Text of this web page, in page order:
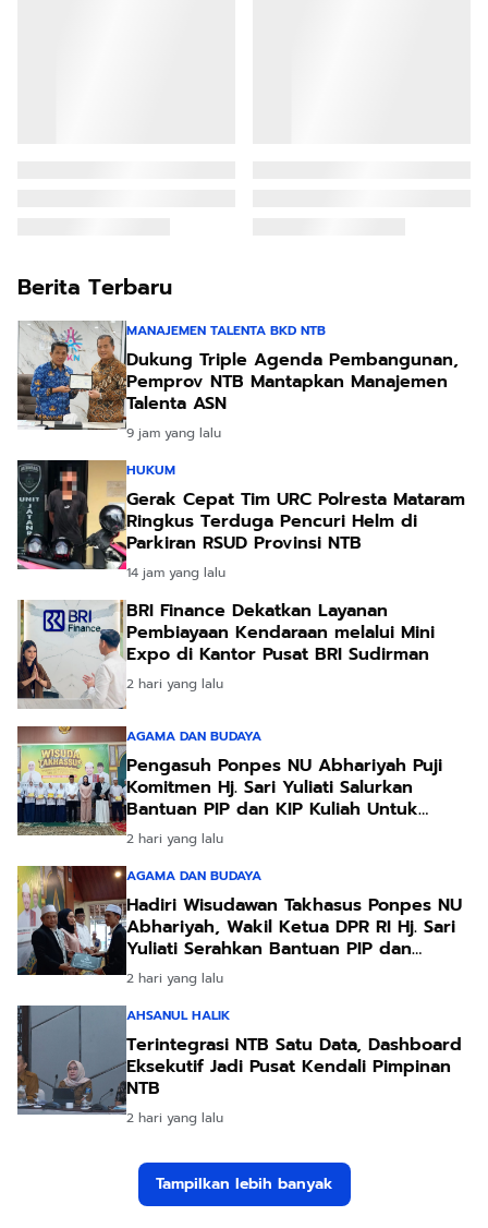
Berita Terbaru
MANAJEMEN TALENTA BKD NTB
Dukung Triple Agenda Pembangunan,
Pemprov NTB Mantapkan Manajemen
Talenta ASN
9 jam yang lalu
HUKUM
Gerak Cepat Tim URC Polresta Mataram
Ringkus Terduga Pencuri Helm di
Parkiran RSUD Provinsi NTB
14 jam yang lalu
BRI Finance Dekatkan Layanan
Pembiayaan Kendaraan melalui Mini
Expo di Kantor Pusat BRI Sudirman
2 hari yang lalu
AGAMA DAN BUDAYA
Pengasuh Ponpes NU Abhariyah Puji
Komitmen Hj. Sari Yuliati Salurkan
Bantuan PIP dan KIP Kuliah Untuk
Santri
2 hari yang lalu
AGAMA DAN BUDAYA
Hadiri Wisudawan Takhasus Ponpes NU
Abhariyah, Wakil Ketua DPR RI Hj. Sari
Yuliati Serahkan Bantuan PIP dan
Bantuan Program Sanitasi
2 hari yang lalu
AHSANUL HALIK
Terintegrasi NTB Satu Data, Dashboard
Eksekutif Jadi Pusat Kendali Pimpinan
NTB
2 hari yang lalu
Tampilkan lebih banyak